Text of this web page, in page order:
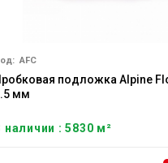
AFC
подложка Alpine
мм
наличии : 5830 м²